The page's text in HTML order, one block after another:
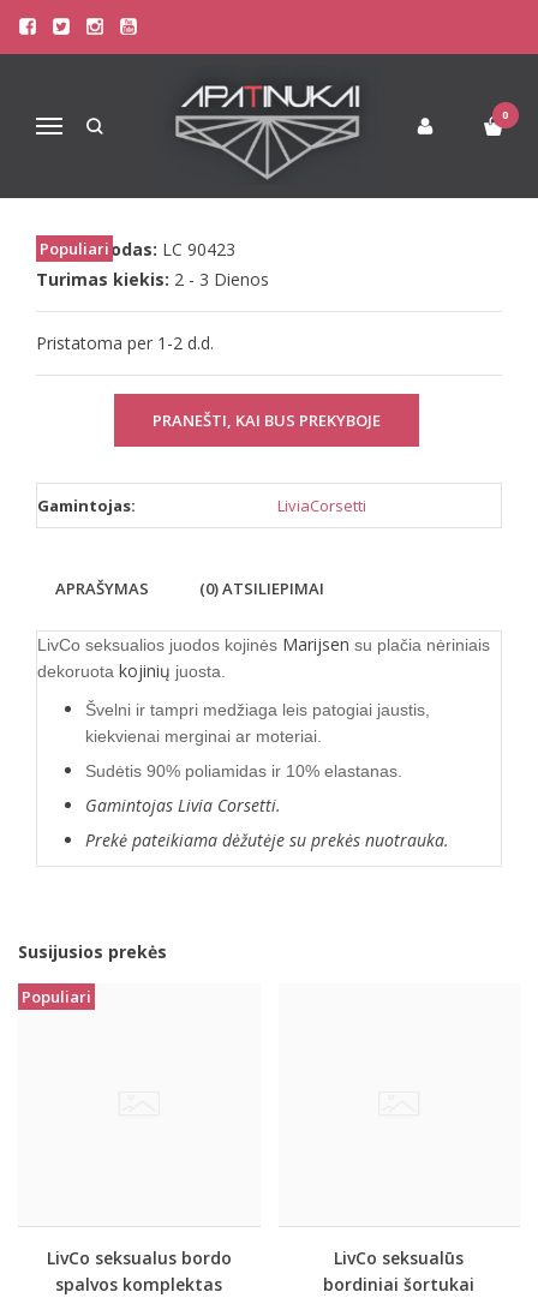
Navigacija
0
Pagrindinis
Apatinis Trikotažas Moterims
Seksualūs Moteriški Apatiniai
LIVCO SEKSUALIOS JUODOS KOJINĖS
Populiari
Prekės kodas: LC 90423
Turimas kiekis: 2 - 3 Dienos
Pristatoma per 1-2 d.d.
PRANEŠTI, KAI BUS PREKYBOJE
Gamintojas: LiviaCorsetti
APRAŠYMAS (0) ATSILIEPIMAI
LivCo seksualios juodos kojinės Marijsen su plačia nėriniais
dekoruota kojinių juosta.
Švelni ir tampri medžiaga leis patogiai jaustis,
kiekvienai merginai ar moteriai.
Sudėtis 90% poliamidas ir 10% elastanas.
Gamintojas Livia Corsetti.
Prekė pateikiama dėžutėje su prekės nuotrauka.
Susijusios prekės
Populiari
LivCo seksualus bordo
spalvos komplektas
LivCo seksualūs
bordiniai šortukai